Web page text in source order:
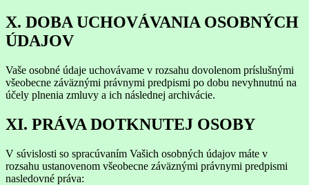
X. DOBA UCHOVÁVANIA OSOBNÝCH
ÚDAJOV
Vaše osobné údaje uchovávame v rozsahu dovolenom príslušnými
všeobecne záväznými právnymi predpismi po dobu nevyhnutnú na
účely plnenia zmluvy a ich následnej archivácie.
XI. PRÁVA DOTKNUTEJ OSOBY
V súvislosti so spracúvaním Vašich osobných údajov máte v
rozsahu ustanovenom všeobecne záväznými právnymi predpismi
nasledovné práva: